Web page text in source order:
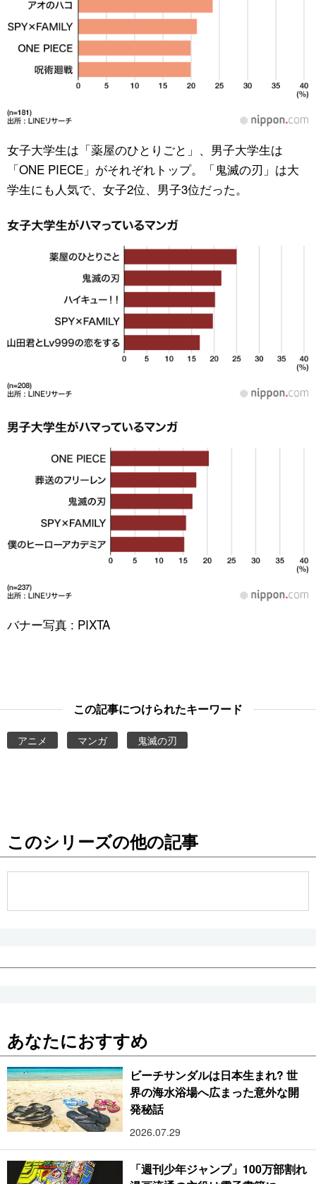
女子大学生は「薬屋のひとりごと」、男子大学生は
「ONE PIECE」がそれぞれトップ。「鬼滅の刃」は大
学生にも人気で、女子2位、男子3位だった。
バナー写真 : PIXTA
この記事につけられたキーワード
アニメ マンガ 鬼滅の刃
このシリーズの他の記事
あなたにおすすめ
ビーチサンダルは日本生まれ? 世
界の海水浴場へ広まった意外な開
発秘話
2026.07.29
「週刊少年ジャンプ」100万部割れ